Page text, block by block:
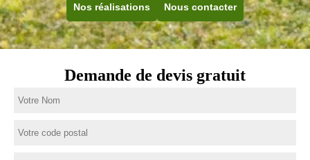
Nos réalisations Nous contacter
Demande de devis gratuit